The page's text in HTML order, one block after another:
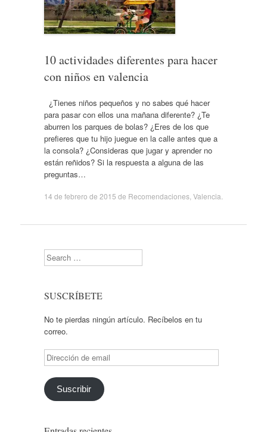
10 actividades diferentes para hacer
con niños en valencia
¿Tienes niños pequeños y no sabes qué hacer
para pasar con ellos una mañana diferente? ¿Te
aburren los parques de bolas? ¿Eres de los que
prefieres que tu hijo juegue en la calle antes que a
la consola? ¿Consideras que jugar y aprender no
están reñidos? Si la respuesta a alguna de las
preguntas…
14 de febrero de 2015 de Recomendaciones, Valencia
Search
SUSCRÍBETE
No te pierdas ningún artículo. Recíbelos en tu
correo.
Dirección
de
email
Suscribir